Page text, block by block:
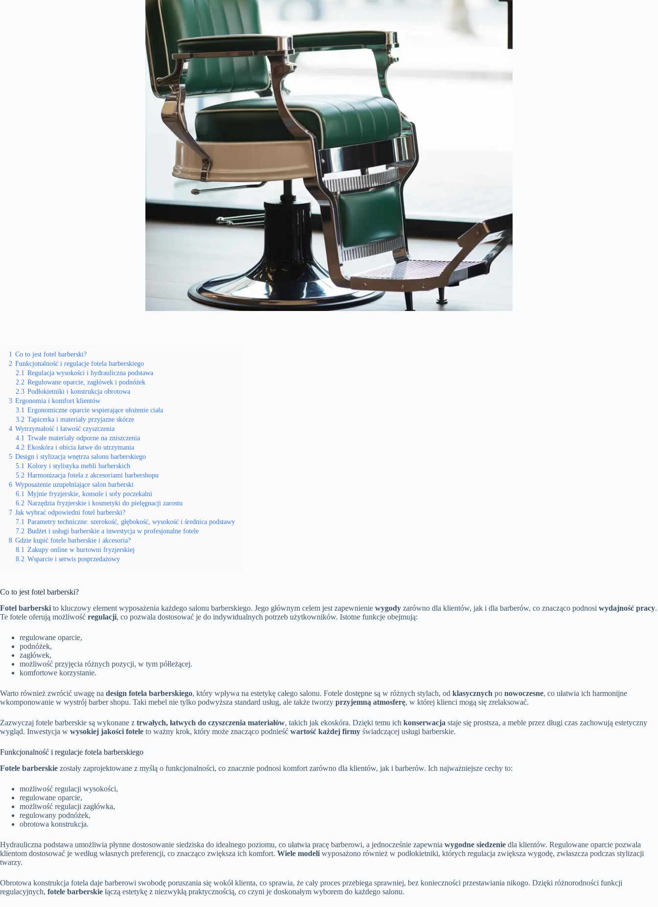
1 Co to jest fotel barberski?
2 Funkcjonalność i regulacje fotela barberskiego
2.1 Regulacja wysokości i hydrauliczna podstawa
2.2 Regulowane oparcie, zagłówek i podnóżek
2.3 Podłokietniki i konstrukcja obrotowa
3 Ergonomia i komfort klientów
3.1 Ergonomiczne oparcie wspierające ułożenie ciała
3.2 Tapicerka i materiały przyjazne skórze
4 Wytrzymałość i łatwość czyszczenia
4.1 Trwałe materiały odporne na zniszczenia
4.2 Ekoskóra i obicia łatwe do utrzymania
5 Design i stylizacja wnętrza salonu barberskiego
5.1 Kolory i stylistyka mebli barberskich
5.2 Harmonizacja fotela z akcesoriami barbershopu
6 Wyposażenie uzupełniające salon barberski
6.1 Myjnie fryzjerskie, konsole i sofy poczekalni
6.2 Narzędzia fryzjerskie i kosmetyki do pielęgnacji zarostu
7 Jak wybrać odpowiedni fotel barberski?
7.1 Parametry techniczne: szerokość, głębokość, wysokość i średnica podstawy
7.2 Budżet i usługi barberskie a inwestycja w profesjonalne fotele
8 Gdzie kupić fotele barberskie i akcesoria?
8.1 Zakupy online w hurtowni fryzjerskiej
8.2 Wsparcie i serwis posprzedażowy
Co to jest fotel barberski?
Fotel barberski to kluczowy element wyposażenia każdego salonu barberskiego. Jego głównym celem jest zapewnienie wygody zarówno dla klientów, jak i dla barberów, co znacząco podnosi wydajność pracy.
Te fotele oferują możliwość regulacji, co pozwala dostosować je do indywidualnych potrzeb użytkowników. Istotne funkcje obejmują:
regulowane oparcie,
podnóżek,
zagłówek,
możliwość przyjęcia różnych pozycji, w tym półleżącej.
komfortowe korzystanie.
Warto również zwrócić uwagę na design fotela barberskiego, który wpływa na estetykę całego salonu. Fotele dostępne są w różnych stylach, od klasycznych po nowoczesne, co ułatwia ich harmonijne
wkomponowanie w wystrój barber shopu. Taki mebel nie tylko podwyższa standard usług, ale także tworzy przyjemną atmosferę, w której klienci mogą się zrelaksować.
Zazwyczaj fotele barberskie są wykonane z trwałych, łatwych do czyszczenia materiałów, takich jak ekoskóra. Dzięki temu ich konserwacja staje się prostsza, a meble przez długi czas zachowują estetyczny
wygląd. Inwestycja w wysokiej jakości fotele to ważny krok, który może znacząco podnieść wartość każdej firmy świadczącej usługi barberskie.
Funkcjonalność i regulacje fotela barberskiego
Fotele barberskie zostały zaprojektowane z myślą o funkcjonalności, co znacznie podnosi komfort zarówno dla klientów, jak i barberów. Ich najważniejsze cechy to:
możliwość regulacji wysokości,
regulowane oparcie,
możliwość regulacji zagłówka,
regulowany podnóżek,
obrotowa konstrukcja.
Hydrauliczna podstawa umożliwia płynne dostosowanie siedziska do idealnego poziomu, co ułatwia pracę barberowi, a jednocześnie zapewnia wygodne siedzenie dla klientów. Regulowane oparcie pozwala
klientom dostosować je według własnych preferencji, co znacząco zwiększa ich komfort. Wiele modeli wyposażono również w podłokietniki, których regulacja zwiększa wygodę, zwłaszcza podczas stylizacji
twarzy.
Obrotowa konstrukcja fotela daje barberowi swobodę poruszania się wokół klienta, co sprawia, że cały proces przebiega sprawniej, bez konieczności przestawiania nikogo. Dzięki różnorodności funkcji
regulacyjnych, fotele barberskie łączą estetykę z niezwykłą praktycznością, co czyni je doskonałym wyborem do każdego salonu.